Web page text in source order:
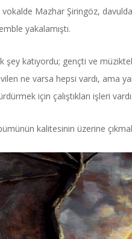
Mazhar Şiringöz,
yakalamıştı.
şey katıyordu; gençti ve
ne varsa hepsi vardı, ama
için çalıştıkları işleri vardı.
kalitesinin üzerine